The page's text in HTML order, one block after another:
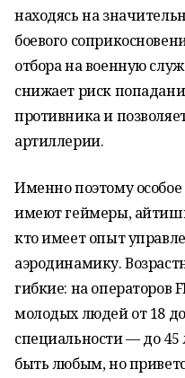
находясь на
боевого
отбора на военную
снижает риск
противника и
артиллерии.
Именно поэтому
имеют геймеры,
кто имеет опыт
аэродинамику.
гибкие: на операторов
молодых людей от 18
специальности — до 45
быть любым, но